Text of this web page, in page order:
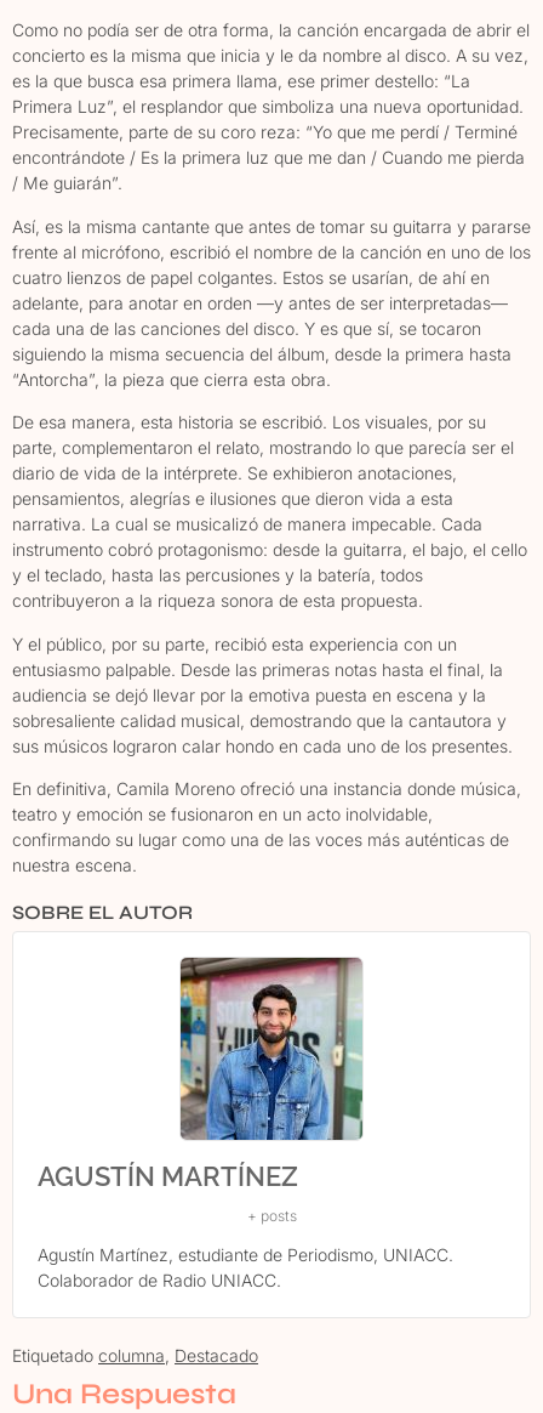
Como no podía ser de otra forma, la canción encargada de abrir el
concierto es la misma que inicia y le da nombre al disco. A su vez,
es la que busca esa primera llama, ese primer destello: “La
Primera Luz”, el resplandor que simboliza una nueva oportunidad.
Precisamente, parte de su coro reza: “Yo que me perdí / Terminé
encontrándote / Es la primera luz que me dan / Cuando me pierda
/ Me guiarán”.
Así, es la misma cantante que antes de tomar su guitarra y pararse
frente al micrófono, escribió el nombre de la canción en uno de los
cuatro lienzos de papel colgantes. Estos se usarían, de ahí en
adelante, para anotar en orden —y antes de ser interpretadas—
cada una de las canciones del disco. Y es que sí, se tocaron
siguiendo la misma secuencia del álbum, desde la primera hasta
“Antorcha”, la pieza que cierra esta obra.
De esa manera, esta historia se escribió. Los visuales, por su
parte, complementaron el relato, mostrando lo que parecía ser el
diario de vida de la intérprete. Se exhibieron anotaciones,
pensamientos, alegrías e ilusiones que dieron vida a esta
narrativa. La cual se musicalizó de manera impecable. Cada
instrumento cobró protagonismo: desde la guitarra, el bajo, el cello
y el teclado, hasta las percusiones y la batería, todos
contribuyeron a la riqueza sonora de esta propuesta.
Y el público, por su parte, recibió esta experiencia con un
entusiasmo palpable. Desde las primeras notas hasta el final, la
audiencia se dejó llevar por la emotiva puesta en escena y la
sobresaliente calidad musical, demostrando que la cantautora y
sus músicos lograron calar hondo en cada uno de los presentes.
En definitiva, Camila Moreno ofreció una instancia donde música,
teatro y emoción se fusionaron en un acto inolvidable,
confirmando su lugar como una de las voces más auténticas de
nuestra escena.
SOBRE EL AUTOR
AGUSTÍN MARTÍNEZ
+ posts
Agustín Martínez, estudiante de Periodismo, UNIACC.
Colaborador de Radio UNIACC.
Etiquetado columna Destacado
Una Respuesta